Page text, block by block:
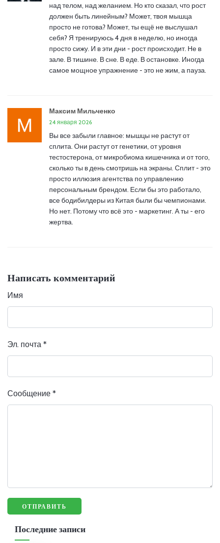
над телом, над желанием. Но кто сказал, что рост
должен быть линейным? Может, твоя мышца
просто не готова? Может, ты ещё не выслушал
себя? Я тренируюсь 4 дня в неделю, но иногда
просто сижу. И в эти дни - рост происходит. Не в
зале. В тишине. В сне. В еде. В остановке. Иногда
самое мощное упражнение - это не жим, а пауза.
Максим Мильченко
24 января 2026
Вы все забыли главное: мышцы не растут от
сплита. Они растут от генетики, от уровня
тестостерона, от микробиома кишечника и от того,
сколько ты в день смотришь на экраны. Сплит - это
просто иллюзия агентства по управлению
персональным брендом. Если бы это работало,
все бодибилдеры из Китая были бы чемпионами.
Но нет. Потому что всё это - маркетинг. А ты - его
жертва.
Написать комментарий
Имя
Эл. почта *
Сообщение *
Последние записи